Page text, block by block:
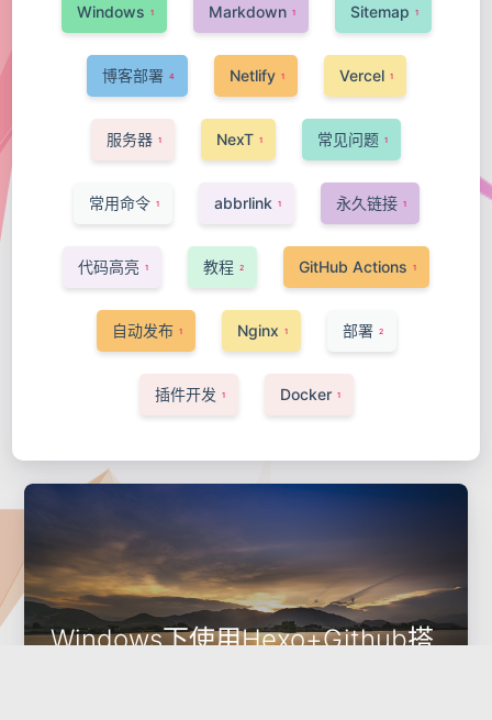
Windows 1 Markdown 1 Sitemap 1
博客部署 4 Netlify 1 Vercel 1
服务器 1 NexT 1 常见问题 1
常用命令 1 abbrlink 1 永久链接 1
代码高亮 1 教程 2 GitHub Actions 1
自动发布 1 Nginx 1 部署 2
插件开发 1 Docker 1
Windows下使用Hexo+Github搭